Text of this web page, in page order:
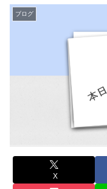
ブログ
X